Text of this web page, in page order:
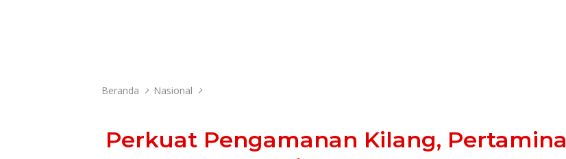
Beranda Nasional
Perkuat Pengamanan Kilang, Pertamina